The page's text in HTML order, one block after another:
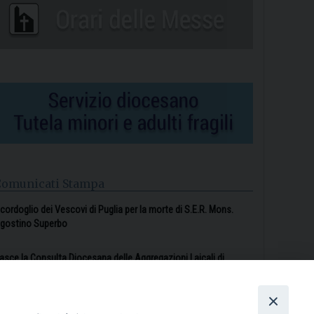
Stampa
Il cordoglio dei Vescovi di Puglia per la morte di S.E.R. Mons.
Superbo
la Consulta Diocesana delle Aggregazioni Laicali di